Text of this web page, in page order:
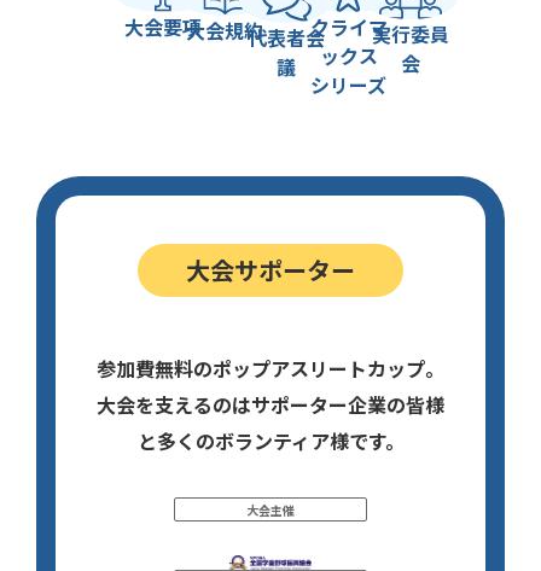
大会要項大会規約代表者会
議
クライマ
ックス
シリーズ
実行委員
会
大会サポーター
参加費無料のポップアスリートカップ。
大会を支えるのはサポーター企業の皆様
と多くのボランティア様です。
大会主催